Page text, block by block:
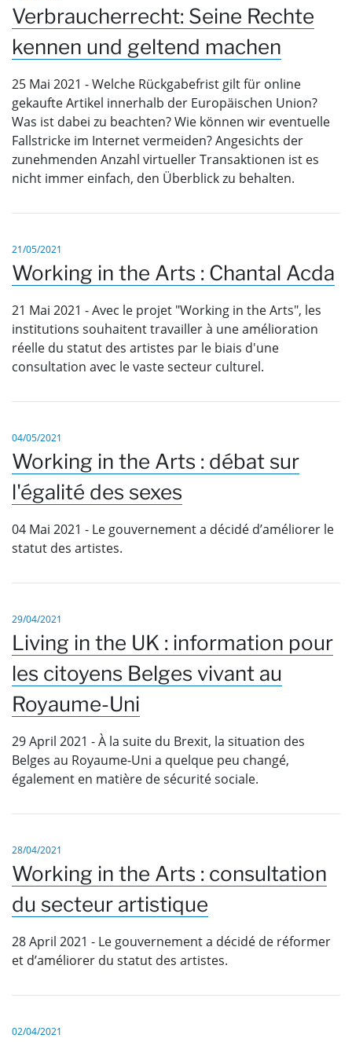
Verbraucherrecht: Seine Rechte
kennen und geltend machen
25 Mai 2021 - Welche Rückgabefrist gilt für online
gekaufte Artikel innerhalb der Europäischen Union?
Was ist dabei zu beachten? Wie können wir eventuelle
Fallstricke im Internet vermeiden? Angesichts der
zunehmenden Anzahl virtueller Transaktionen ist es
nicht immer einfach, den Überblick zu behalten.
21/05/2021
Working in the Arts : Chantal Acda
21 Mai 2021 - Avec le projet "Working in the Arts", les
institutions souhaitent travailler à une amélioration
réelle du statut des artistes par le biais d'une
consultation avec le vaste secteur culturel.
04/05/2021
Working in the Arts : débat sur
l'égalité des sexes
04 Mai 2021 - Le gouvernement a décidé d’améliorer le
statut des artistes.
29/04/2021
Living in the UK : information pour
les citoyens Belges vivant au
Royaume-Uni
29 April 2021 - À la suite du Brexit, la situation des
Belges au Royaume-Uni a quelque peu changé,
également en matière de sécurité sociale.
28/04/2021
Working in the Arts : consultation
du secteur artistique
28 April 2021 - Le gouvernement a décidé de réformer
et d’améliorer du statut des artistes.
02/04/2021